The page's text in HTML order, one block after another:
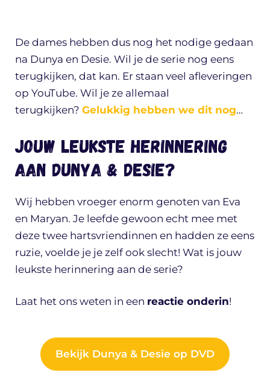
De dames hebben dus nog het nodige gedaan
na Dunya en Desie. Wil je de serie nog eens
terugkijken, dat kan. Er staan veel afleveringen
op YouTube. Wil je ze allemaal
terugkijken? Gelukkig hebben we dit nog…
Jouw leukste herinnering
aan Dunya & Desie?
Wij hebben vroeger enorm genoten van Eva
en Maryan. Je leefde gewoon echt mee met
deze twee hartsvriendinnen en hadden ze eens
ruzie, voelde je je zelf ook slecht! Wat is jouw
leukste herinnering aan de serie?
Laat het ons weten in een reactie onderin!
Bekijk Dunya & Desie op DVD